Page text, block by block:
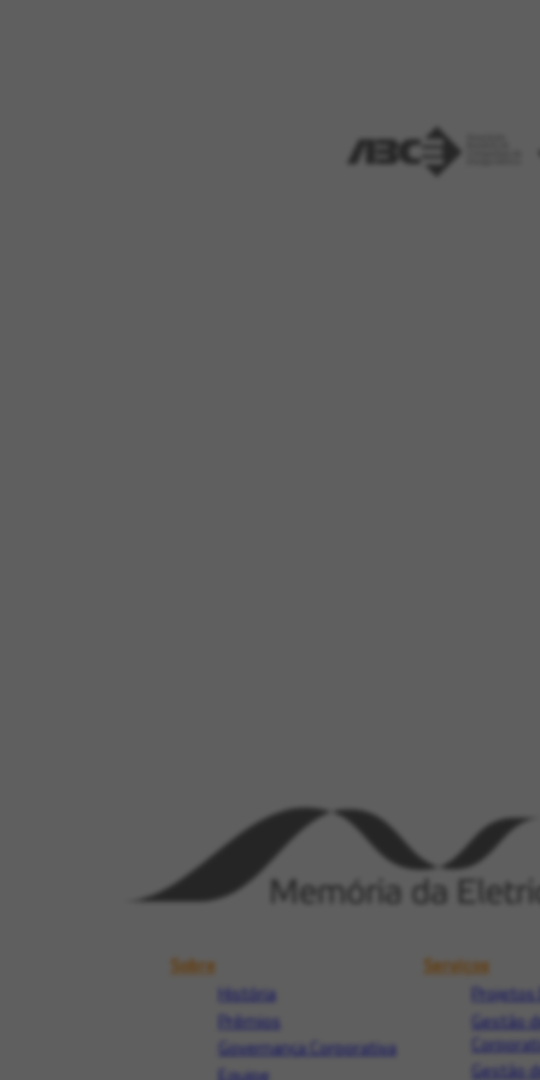
Sobre
História
Prêmios
Governança Corporativa
Serviços
Gestão
Gestão